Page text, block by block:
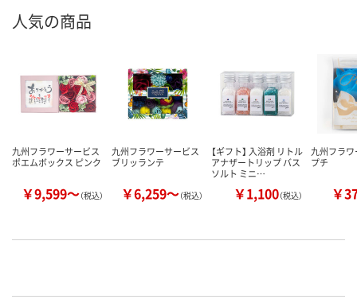
人気の商品
九州フラワーサービス
ポエムボックス ピンク
￥9,599～（税込）
九州フラワーサービス
ブリッランテ
￥6,259～（税込）
【ギフト】 入浴剤 リトル
アナザートリップ バス
ソルト ミニ…
￥1,100（税込）
九州フラ
プチ
￥